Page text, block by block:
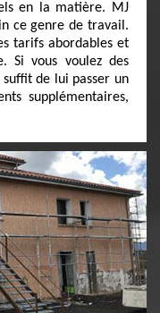
en la matière. MJ
ce genre de travail.
tarifs abordables et
Si vous voulez des
de lui passer un
supplémentaires,